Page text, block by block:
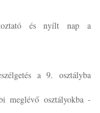
és nyílt nap a
a 9. osztályba
osztályokba -